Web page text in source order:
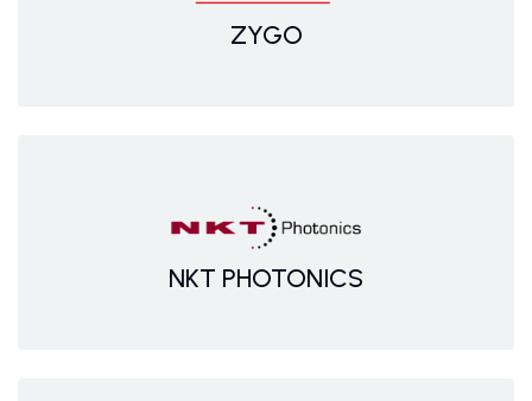
ZYGO
NKT PHOTONICS